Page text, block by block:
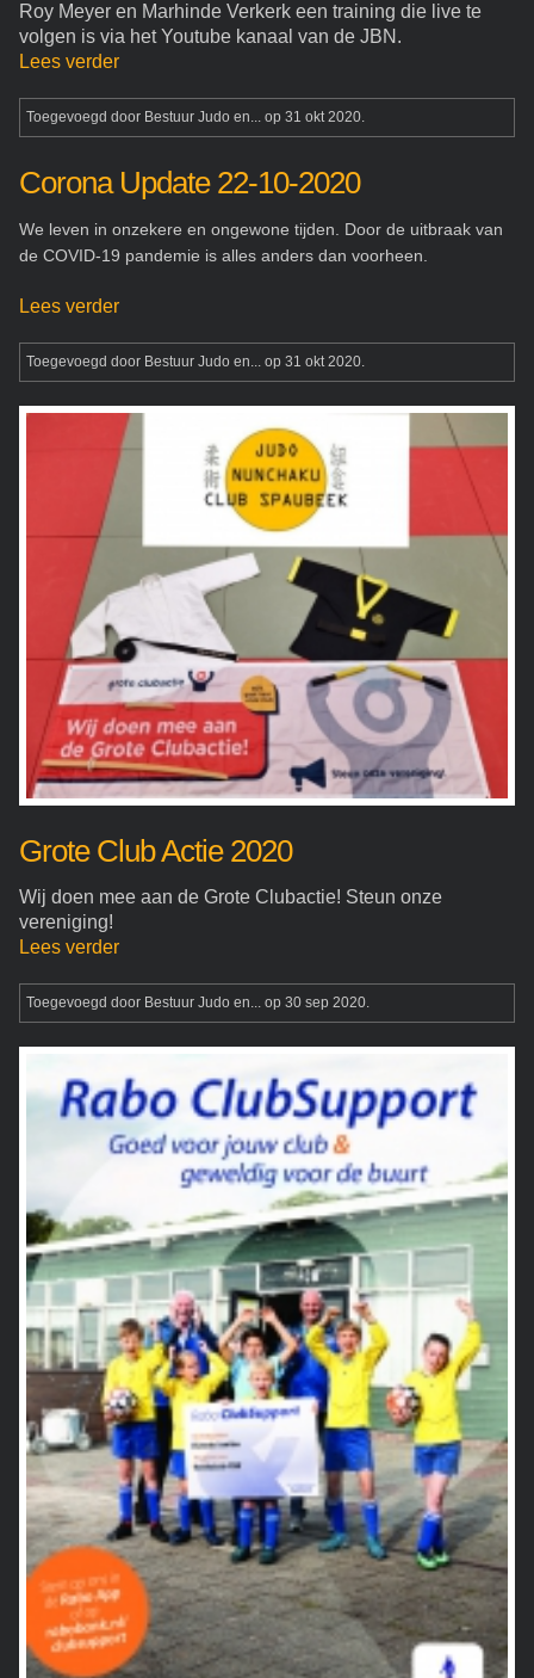
Roy Meyer en Marhinde Verkerk een training die live te
volgen is via het Youtube kanaal van de JBN.
Lees verder
Toegevoegd door Bestuur Judo en... op 31 okt 2020.
Corona Update 22-10-2020
We leven in onzekere en ongewone tijden. Door de uitbraak van
de COVID-19 pandemie is alles anders dan voorheen.
Lees verder
Toegevoegd door Bestuur Judo en... op 31 okt 2020.
Grote Club Actie 2020
Wij doen mee aan de Grote Clubactie! Steun onze
vereniging!
Lees verder
Toegevoegd door Bestuur Judo en... op 30 sep 2020.